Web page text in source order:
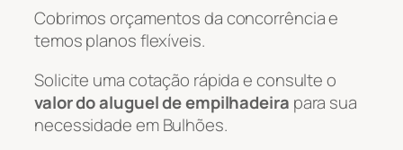
Cobrimos orçamentos da concorrência e
temos planos flexíveis.
Solicite uma cotação rápida e consulte o
valor do aluguel de empilhadeira para sua
necessidade em Bulhões.